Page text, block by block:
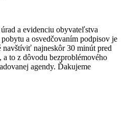
a evidenciu obyvateľstva
a osvedčovaním podpisov je
navštíviť najneskôr 30 minút pred
to z dôvodu bezproblémového
agendy. Ďakujeme